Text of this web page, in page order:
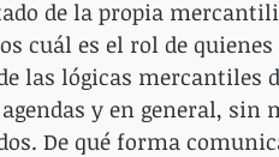
de la propia
cuál es el rol de
las lógicas mercantiles
y en general, sin
De qué forma